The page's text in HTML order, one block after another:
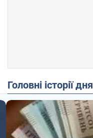
Головні історії дня